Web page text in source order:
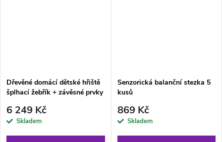
Dřevěné domácí dětské hřiště
šplhací žebřík + závěsné prvky
6 249 Kč
Skladem
Senzorická balanční stezka 5
kusů
869 Kč
Skladem